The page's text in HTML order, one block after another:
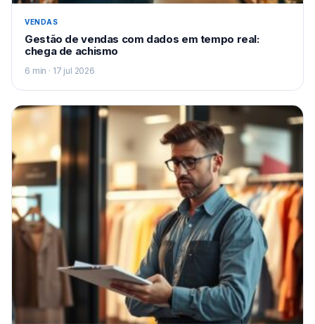
VENDAS
Gestão de vendas com dados em tempo real:
chega de achismo
6 min · 17 jul 2026